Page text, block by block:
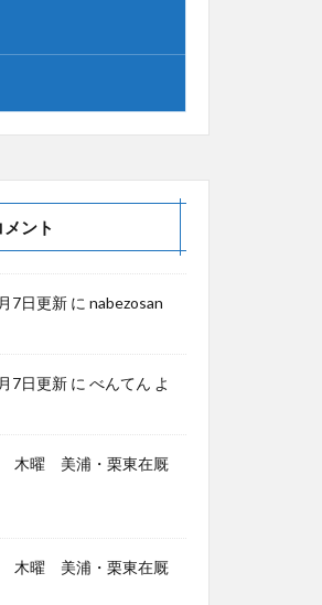
メント
7日更新 に nabezosan
7日更新 に べんてん よ
木曜 美浦・栗東在厩
木曜 美浦・栗東在厩